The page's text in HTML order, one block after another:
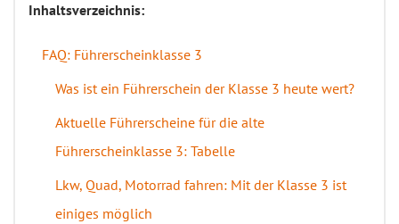
Inhaltsverzeichnis:
FAQ: Führerscheinklasse 3
Was ist ein Führerschein der Klasse 3 heute wert?
Aktuelle Führerscheine für die alte
Führerscheinklasse 3: Tabelle
Lkw, Quad, Motorrad fahren: Mit der Klasse 3 ist
einiges möglich